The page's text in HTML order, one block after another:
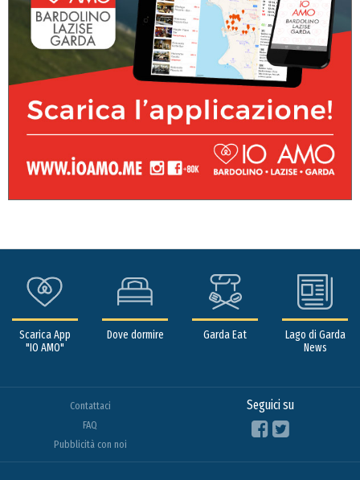
Scarica App
"IO AMO"
Dove dormire Garda Eat
Lago di Garda
News
Contattaci
FAQ
Pubblicità con noi
Seguici su